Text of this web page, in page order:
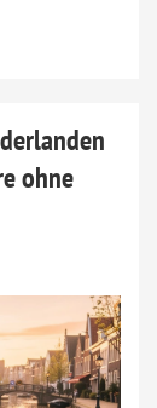
ohne